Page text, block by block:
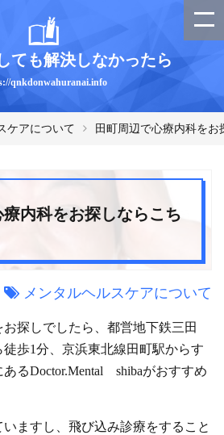
ても解決しなかったら
qnkdonwahuranai.info
ケアについて 田町周辺で心療内科をお
内科をお探しならこち
メンタルヘルスケアについて
探しでしたら、都営地下鉄三田
歩1分、京浜東北線田町駅からす
るDoctor.Mental shibaがおすすめ
ますし、飛び込み診療をすること